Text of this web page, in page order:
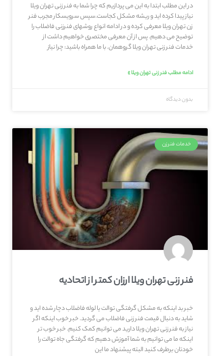
در این مطلب ابتدا به این می پردازیم که چرا شما به فنر زنی تهران ویلا
نیاز پیدا کرده اید و ریشه مشکل کجاست.سپس سرویسکار مجرب فنر
زن تهران ویلا معرفی کرده و در ادامه انواع روشهای فنرزنی فاضلاب را
توضیح می دهیم. پس از آن معرفی مختصری خواهیم داشت از
خدمات فنر زنی تهران ویلا گروهمان. با ما همراه باشید: چرا نیاز
ادامه مطلب فنر زنی تهران ویلا »
بدون دیدگاه
خدمات فنرزن
فنر زنی تهران ویلا ارزان کمتر از اتحادیه
خبر بد اینکه به مشکل گرفتگی توالت یا لوله فاضلاب دچار شده اید و
شاید به دنبال قیمت فنر زنی فاضلاب می گردید. خبر خوب اینکه اگر
نیاز به فنر زنی تهران ویلا دارید می توانیم کمک کنیم. خبر خوب تر
اینکه ما می توانیم به شما آموزش دهیم که گرفتگی جاه توالت را
خودتان برطرف کنید البته پیشنهاد ما این